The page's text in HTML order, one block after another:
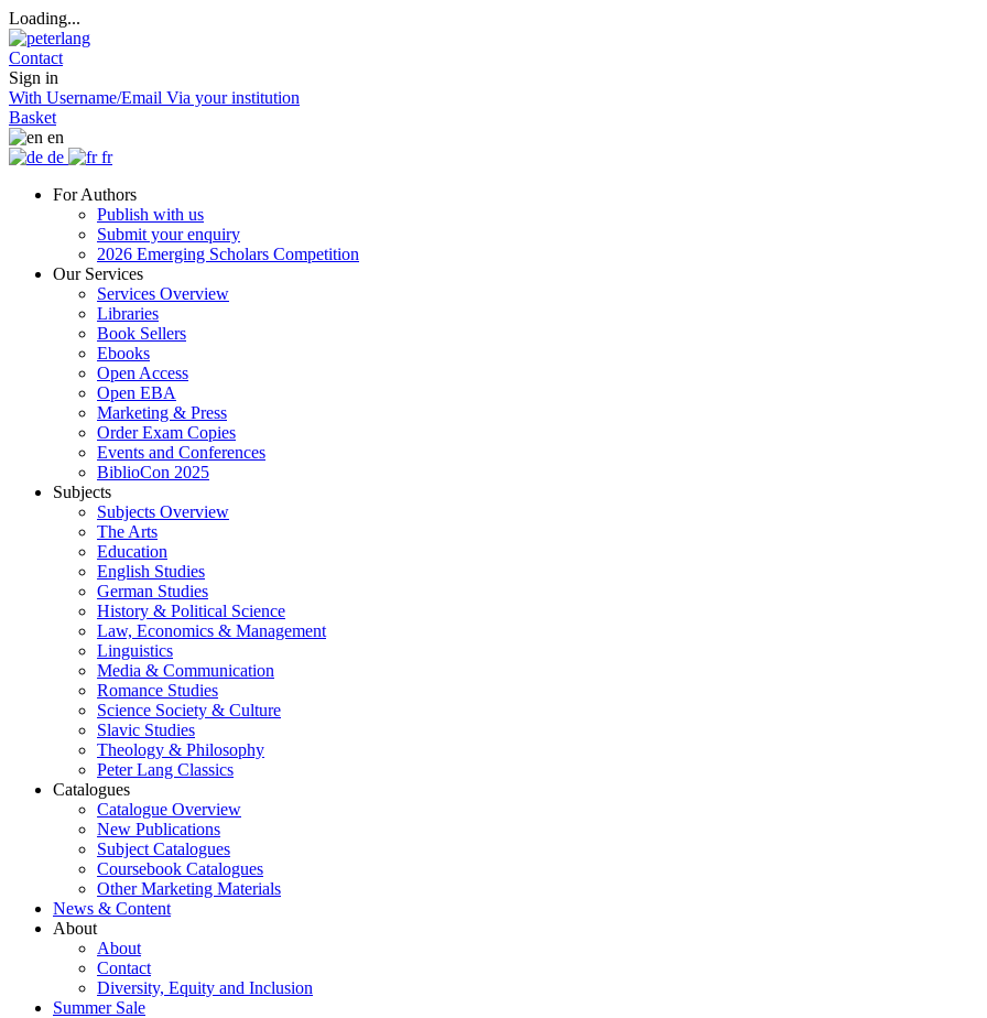
Loading...
Contact
Sign in
With Username/Email Via your institution
Basket
en
de
fr
For Authors
Publish with us
Submit your enquiry
2026 Emerging Scholars Competition
Our Services
Services Overview
Libraries
Book Sellers
Ebooks
Open Access
Open EBA
Marketing & Press
Order Exam Copies
Events and Conferences
BiblioCon 2025
Subjects
Subjects Overview
The Arts
Education
English Studies
German Studies
History & Political Science
Law, Economics & Management
Linguistics
Media & Communication
Romance Studies
Science Society & Culture
Slavic Studies
Theology & Philosophy
Peter Lang Classics
Catalogues
Catalogue Overview
New Publications
Subject Catalogues
Coursebook Catalogues
Other Marketing Materials
News & Content
About
About
Contact
Diversity, Equity and Inclusion
Summer Sale